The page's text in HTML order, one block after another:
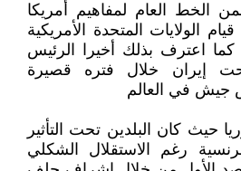
الخط العام لمفاهيم أمريكا
الولايات المتحدة الأمريكية
اعترف بذلك أخيرا الرئيس
إيران خلال فتره قصيرة
في العالم
حيث كان البلدين تحت التأثير
رغم الاستقلال الشكلي